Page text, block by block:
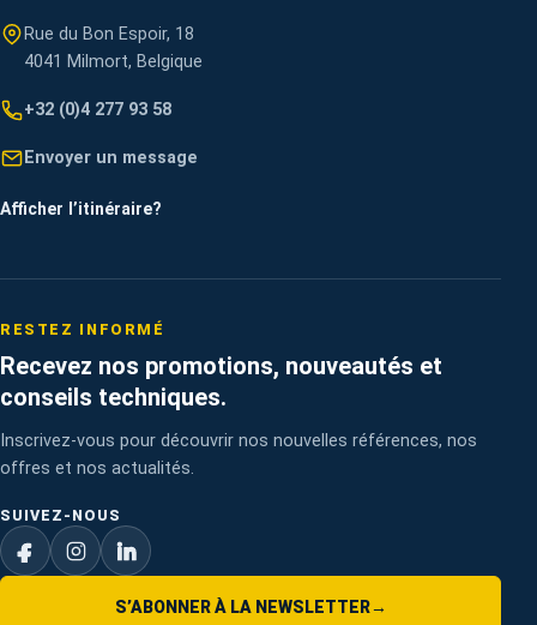
Rue du Bon Espoir, 18
4041 Milmort, Belgique
+32 (0)4 277 93 58
Envoyer un message
Afficher l’itinéraire?
RESTEZ INFORMÉ
Recevez nos promotions, nouveautés et
conseils techniques.
Inscrivez-vous pour découvrir nos nouvelles références, nos
offres et nos actualités.
SUIVEZ-NOUS
S’ABONNER À LA NEWSLETTER→